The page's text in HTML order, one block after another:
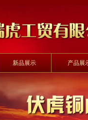
新品展示 产品展